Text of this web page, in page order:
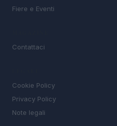
Fiere e Eventi
Contattaci
Cookie Policy
Privacy Policy
Note legali